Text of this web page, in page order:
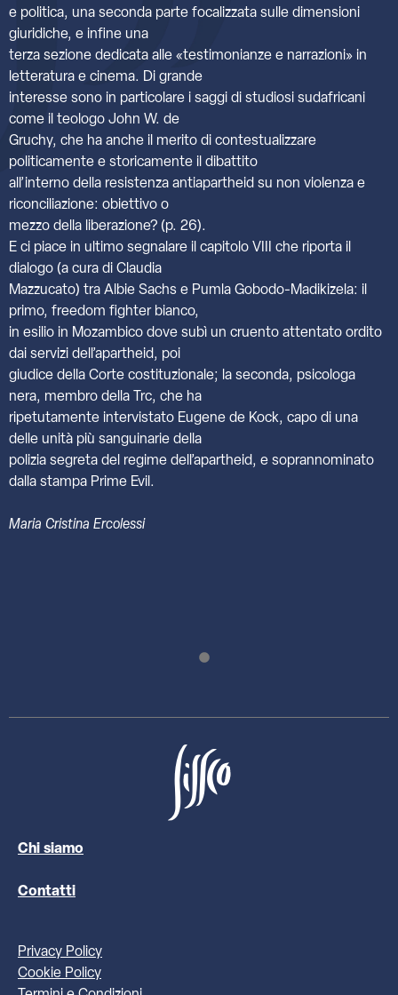
e politica, una seconda parte focalizzata sulle dimensioni
giuridiche, e infine una
terza sezione dedicata alle «testimonianze e narrazioni» in
letteratura e cinema. Di grande
interesse sono in particolare i saggi di studiosi sudafricani
come il teologo John W. de
Gruchy, che ha anche il merito di contestualizzare
politicamente e storicamente il dibattito
all’interno della resistenza antiapartheid su non violenza e
riconciliazione: obiettivo o
mezzo della liberazione? (p. 26).
E ci piace in ultimo segnalare il capitolo VIII che riporta il
dialogo (a cura di Claudia
Mazzucato) tra Albie Sachs e Pumla Gobodo-Madikizela: il
primo, freedom fighter bianco,
in esilio in Mozambico dove subì un cruento attentato ordito
dai servizi dell’apartheid, poi
giudice della Corte costituzionale; la seconda, psicologa
nera, membro della Trc, che ha
ripetutamente intervistato Eugene de Kock, capo di una
delle unità più sanguinarie della
polizia segreta del regime dell’apartheid, e soprannominato
dalla stampa Prime Evil.
Maria Cristina Ercolessi
Chi siamo
Contatti
Privacy Policy
Cookie Policy